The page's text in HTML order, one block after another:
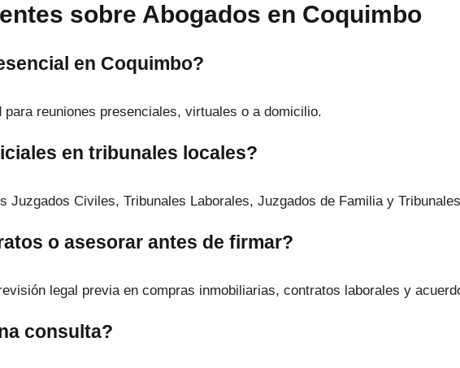
sobre Abogados en Coquimbo
en Coquimbo?
reuniones presenciales, virtuales o a domicilio.
en tribunales locales?
Juzgados Civiles, Tribunales Laborales, Juzgados de Familia y
o asesorar antes de firmar?
legal previa en compras inmobiliarias, contratos laborales y
consulta?